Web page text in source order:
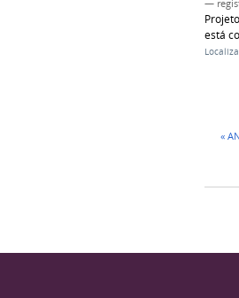
—
está
«